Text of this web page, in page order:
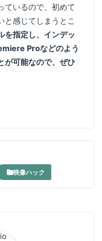
ているので、初めて
と感じてしまうとこ
を指定し、インデッ
Proなどのよう
が可能なので、ぜひ
映像ハック